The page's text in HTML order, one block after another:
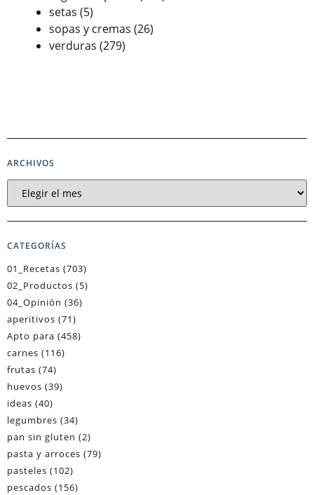
setas (5)
sopas y cremas (26)
verduras (279)
ARCHIVOS
CATEGORÍAS
01_Recetas (703)
02_Productos (5)
04_Opinión (36)
aperitivos (71)
Apto para (458)
carnes (116)
frutas (74)
huevos (39)
ideas (40)
legumbres (34)
pan sin gluten (2)
pasta y arroces (79)
pasteles (102)
pescados (156)